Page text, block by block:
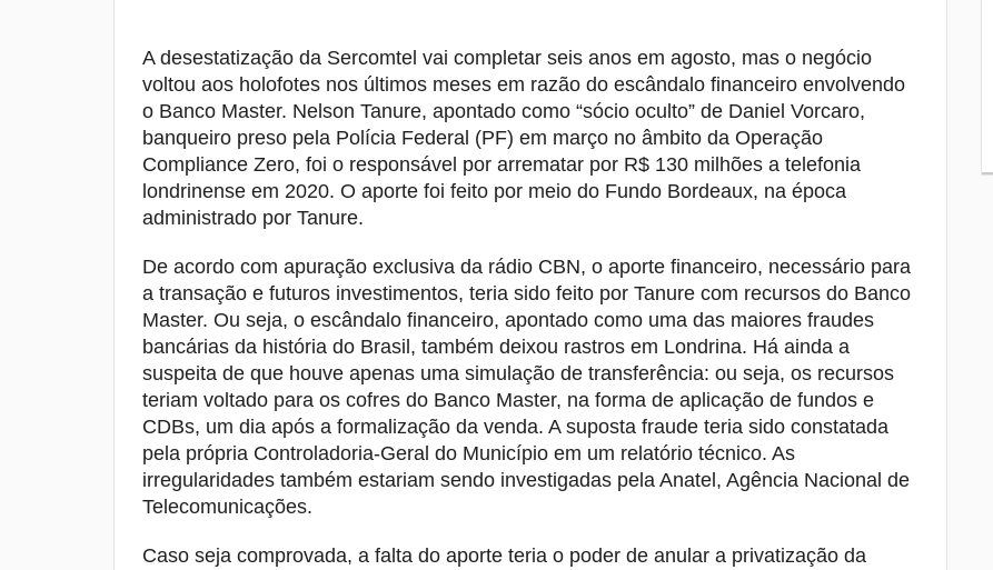
A desestatização da Sercomtel vai completar seis anos em agosto, mas o negócio
voltou aos holofotes nos últimos meses em razão do escândalo financeiro envolvendo
o Banco Master. Nelson Tanure, apontado como “sócio oculto” de Daniel Vorcaro,
banqueiro preso pela Polícia Federal (PF) em março no âmbito da Operação
Compliance Zero, foi o responsável por arrematar por R$ 130 milhões a telefonia
londrinense em 2020. O aporte foi feito por meio do Fundo Bordeaux, na época
administrado por Tanure.
De acordo com apuração exclusiva da rádio CBN, o aporte financeiro, necessário para
a transação e futuros investimentos, teria sido feito por Tanure com recursos do Banco
Master. Ou seja, o escândalo financeiro, apontado como uma das maiores fraudes
bancárias da história do Brasil, também deixou rastros em Londrina. Há ainda a
suspeita de que houve apenas uma simulação de transferência: ou seja, os recursos
teriam voltado para os cofres do Banco Master, na forma de aplicação de fundos e
CDBs, um dia após a formalização da venda. A suposta fraude teria sido constatada
pela própria Controladoria-Geral do Município em um relatório técnico. As
irregularidades também estariam sendo investigadas pela Anatel, Agência Nacional de
Telecomunicações.
Caso seja comprovada, a falta do aporte teria o poder de anular a privatização da
9
mortos e um ferido grave na BR-376, em
Mauá da Serra
10
Justiça manda Guarda Municipal
preservar imagens das câmeras
corporais dos agentes após abordagem
com morte de adolescente